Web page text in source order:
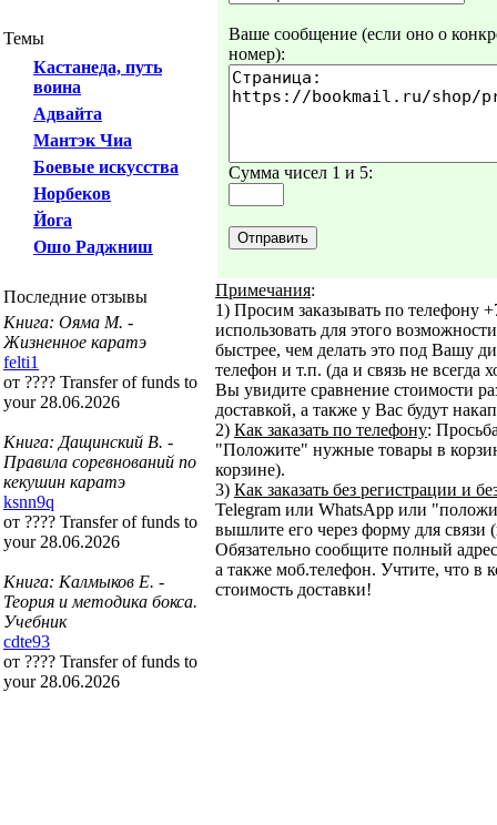
Темы
Кастанеда, путь
воина
Адвайта
Мантэк Чиа
Боевые искусства
Норбеков
Йога
Ошо Раджниш
Последние отзывы
Книга: Ояма М. -
Жизненное каратэ
felti1
от ???? Transfer of funds to
your 28.06.2026
Книга: Дащинский В. -
Правила соревнований по
кекушин каратэ
ksnn9q
от ???? Transfer of funds to
your 28.06.2026
Книга: Калмыков Е. -
Теория и методика бокса.
Учебник
cdte93
от ???? Transfer of funds to
your 28.06.2026
Ваше сообщение (если оно о
номер):
Сумма чисел 1 и 5:
Примечания:
1) Просим заказывать по телефону
использовать для этого
быстрее, чем делать это под Вашу
телефон и т.п. (да и связь не всегда
Вы увидите сравнение стоимости
доставкой, а также у Вас будут
2) Как заказать по телефону:
"Положите" нужные товары в
корзине).
3) Как заказать без регистрации и
Telegram или WhatsApp или
вышлите его через форму для связи
Обязательно сообщите полный
а также моб.телефон. Учтите, что в
стоимость доставки!